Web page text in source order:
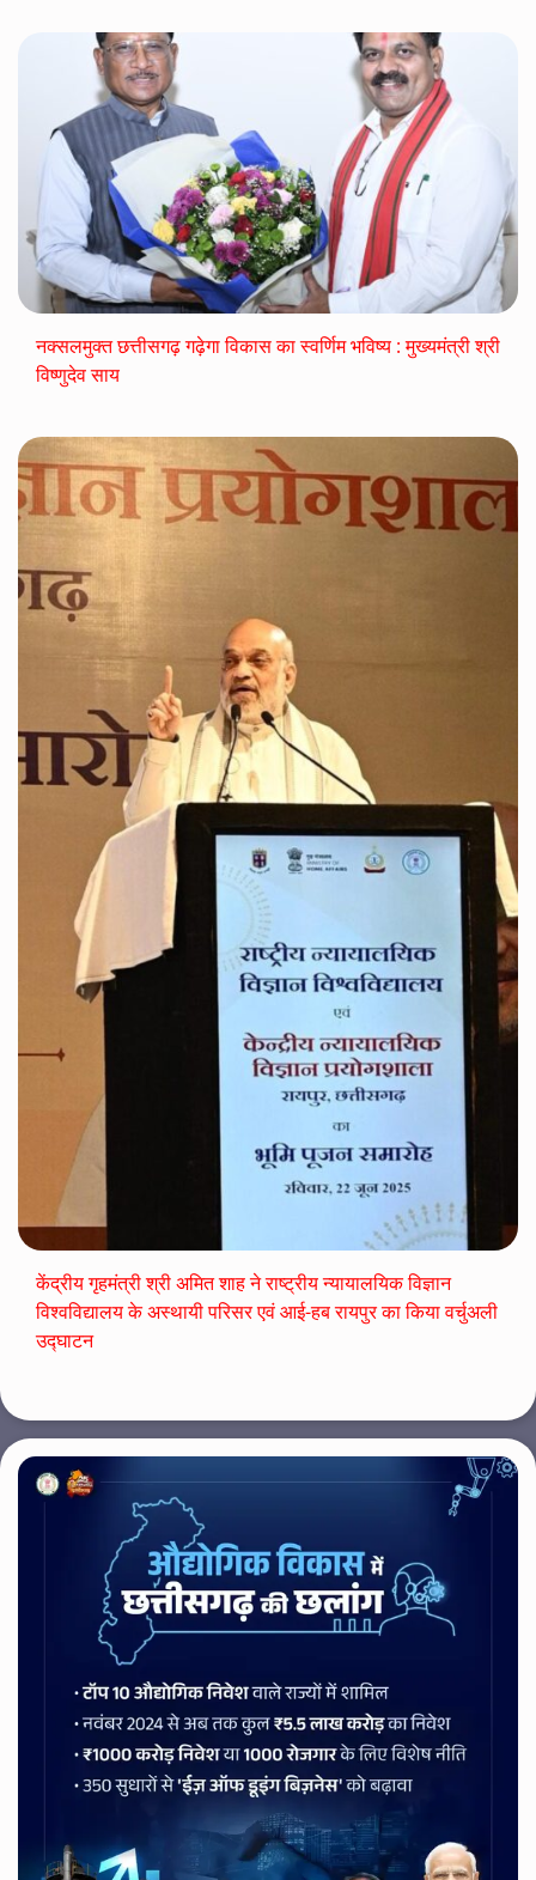
नक्सलमुक्त छत्तीसगढ़ गढ़ेगा विकास का स्वर्णिम भविष्य : मुख्यमंत्री श्री
विष्णुदेव साय
केंद्रीय गृहमंत्री श्री अमित शाह ने राष्ट्रीय न्यायालयिक विज्ञान
विश्वविद्यालय के अस्थायी परिसर एवं आई-हब रायपुर का किया वर्चुअली
उद्घाटन